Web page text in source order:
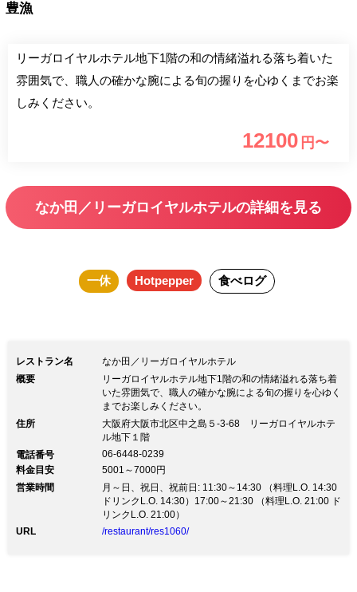
豊漁
リーガロイヤルホテル地下1階の和の情緒溢れる落ち着いた
雰囲気で、職人の確かな腕による旬の握りを心ゆくまでお楽
しみください。
12100 円〜
なか田／リーガロイヤルホテルの詳細を見る
一休 Hotpepper 食べログ
レストラン名
なか田／リーガロイヤルホテル
概要
リーガロイヤルホテル地下1階の和の情緒溢れる落ち着
いた雰囲気で、職人の確かな腕による旬の握りを心ゆく
までお楽しみください。
住所
大阪府大阪市北区中之島５-3-68 リーガロイヤルホテ
ル地下１階
電話番号
06-6448-0239
料金目安
5001～7000円
営業時間
月～日、祝日、祝前日: 11:30～14:30 （料理L.O. 14:30
ドリンクL.O. 14:30）17:00～21:30 （料理L.O. 21:00 ド
リンクL.O. 21:00）
URL
/restaurant/res1060/